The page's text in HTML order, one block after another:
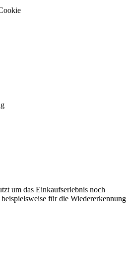
um das Einkaufserlebnis noch
für die Wiedererkennung